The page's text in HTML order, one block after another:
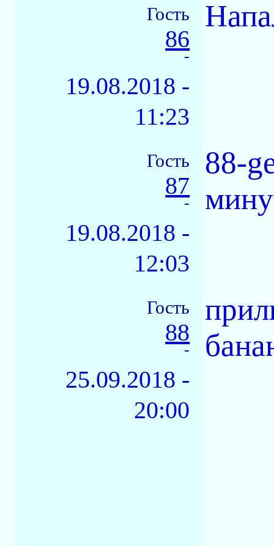
Гость
86
-
19.08.2018 -
11:23
Гость
87
-
19.08.2018 -
12:03
88-
Гость
88
-
25.09.2018 -
20:00